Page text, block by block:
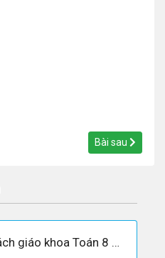
Bài sau
Giải bài 10 trang 8- Sách giáo khoa Toán 8 tập 1